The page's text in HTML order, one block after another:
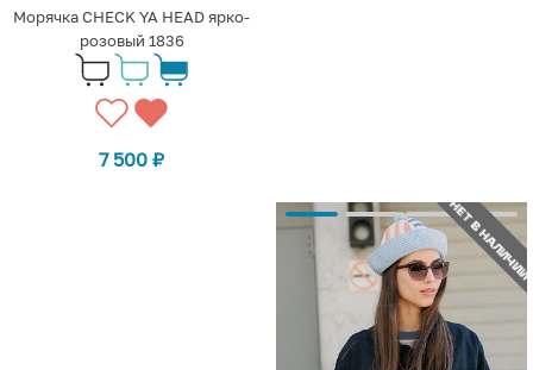
Морячка CHECK YA HEAD ярко-
розовый 1836
7 500 ₽
НЕТ В НАЛИЧИИ